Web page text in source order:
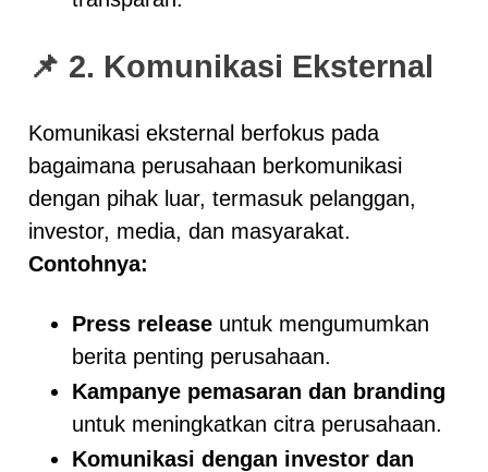
📌 2. Komunikasi Eksternal
Komunikasi eksternal berfokus pada
bagaimana perusahaan berkomunikasi
dengan pihak luar, termasuk pelanggan,
investor, media, dan masyarakat.
Contohnya:
Press releaseuntuk mengumumkan
berita penting perusahaan.
Kampanye pemasaran dan branding
untuk meningkatkan citra perusahaan.
Komunikasi dengan investor dan